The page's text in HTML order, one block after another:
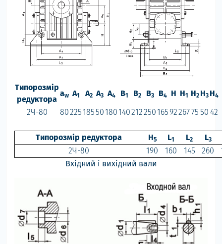
Типорозмір
редуктора
aw А1 А2 А3 А4 B1 B2 B3 B4 H H1 H2 H3 H4
2Ч-80 80225185501801402122501659226775 50 42
Типорозмір редуктора H5 L1 L2 L3
2Ч-80 190 160 145 260
Вхідний і вихідний вали